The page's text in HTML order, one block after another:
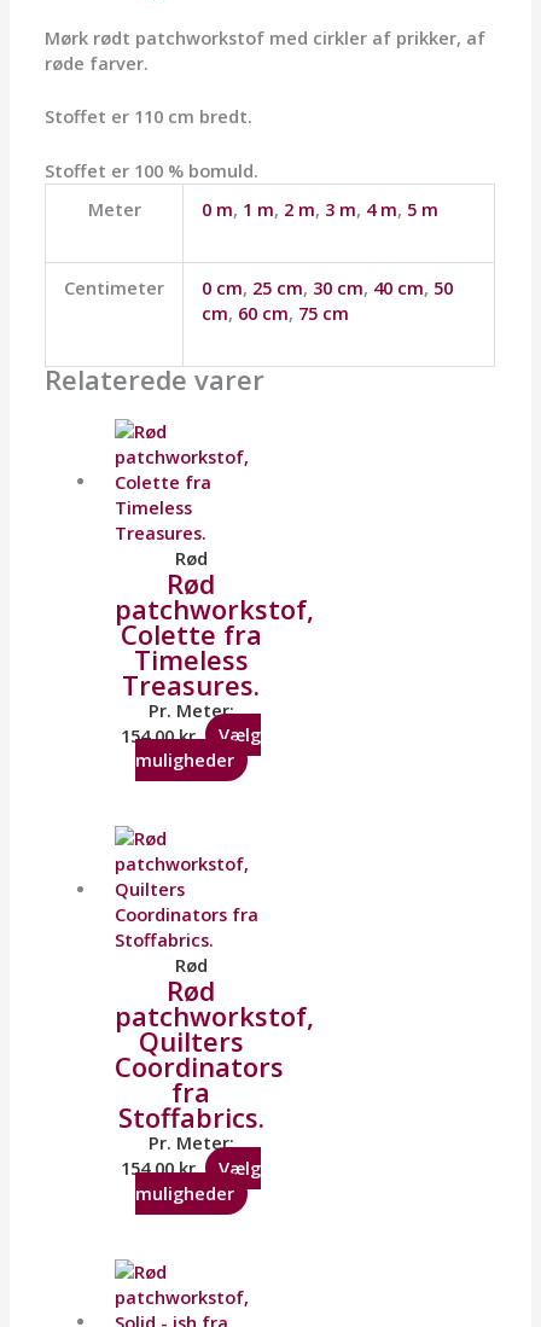
Mørk rødt patchworkstof med cirkler af prikker, af
røde farver.
Stoffet er 110 cm bredt.
Stoffet er 100 % bomuld.
Meter
0 m, 1 m, 2 m, 3 m, 4 m, 5 m
Centimeter 0 cm, 25 cm, 30 cm, 40 cm, 50
cm, 60 cm, 75 cm
Relaterede varer
Rød
Rød
patchworkstof,
Colette fra
Timeless
Treasures.
Pr. Meter:
154,00kr.
Vælg
muligheder
Rød
Rød
patchworkstof,
Quilters
Coordinators
fra
Stoffabrics.
Pr. Meter:
154,00kr.
Vælg
muligheder